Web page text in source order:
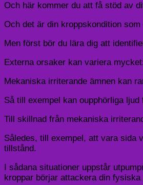
Och här kommer du att få stöd av
Och det är din kroppskondition
Men först bör du lära dig att
Externa orsaker kan variera
Mekaniska irriterande ämnen kan
Så till exempel kan oupphörliga
Till skillnad från mekaniska
Således, till exempel, att vara sida
tillstånd.
I sådana situationer uppstår
kroppar börjar attackera din fysiska